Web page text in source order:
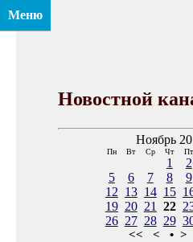
Меню
Новостной
Ноябрь
Пн Вт Ср Чт Пт
1 2
5
6 7 8 9
12 13 14 15
19 20 21 22
26 27 28 29
<< < • >